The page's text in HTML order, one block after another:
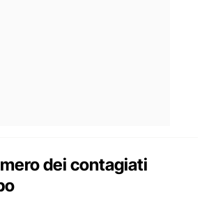
dei contagiati